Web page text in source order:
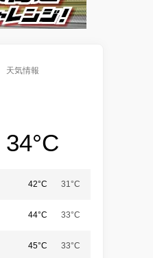
天気情報
34°C
42°C 31°C
44°C 33°C
45°C 33°C